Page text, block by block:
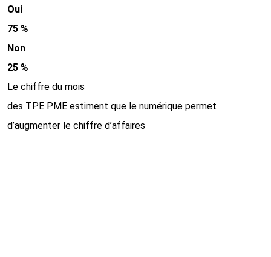
Oui
75 %
Non
25 %
Le chiffre du mois
des TPE PME estiment que le numérique permet
d’augmenter le chiffre d’affaires